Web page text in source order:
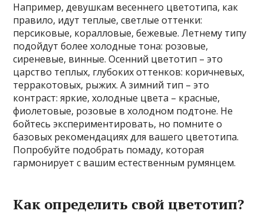
Например, девушкам весеннего цветотипа, как
правило, идут теплые, светлые оттенки:
персиковые, коралловые, бежевые. Летнему типу
подойдут более холодные тона: розовые,
сиреневые, винные. Осенний цветотип – это
царство теплых, глубоких оттенков: коричневых,
терракотовых, рыжих. А зимний тип – это
контраст: яркие, холодные цвета – красные,
фиолетовые, розовые в холодном подтоне. Не
бойтесь экспериментировать, но помните о
базовых рекомендациях для вашего цветотипа.
Попробуйте подобрать помаду, которая
гармонирует с вашим естественным румянцем.
Как определить свой цветотип?